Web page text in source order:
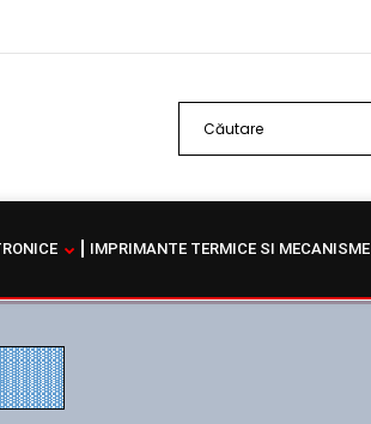
IMPRIMANTE TERMICE SI MECANISME